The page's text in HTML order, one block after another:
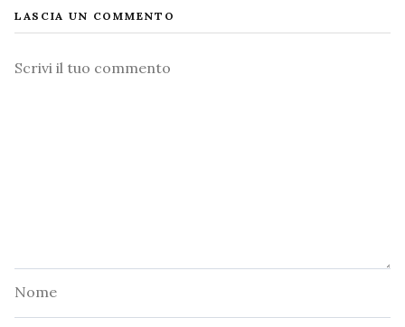
LASCIA UN COMMENTO
Commento